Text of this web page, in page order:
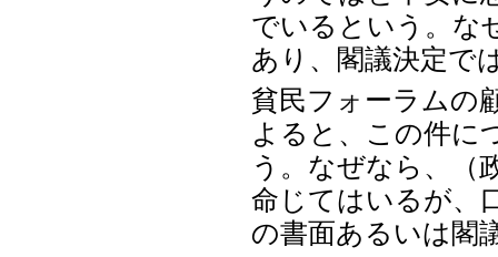
でいるという。な
あり、閣議決定で
貧民フォーラムの
よると、この件に
う。なぜなら、（
命じてはいるが、
の書面あるいは閣